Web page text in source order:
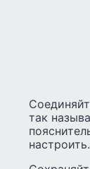
так
настроить.